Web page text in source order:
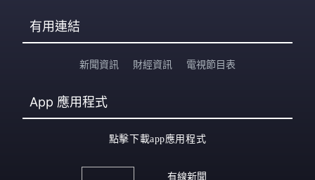
有用連結
新聞資訊 財經資訊 電視節目表
App 應用程式
點擊下載app應用程式
有線新聞